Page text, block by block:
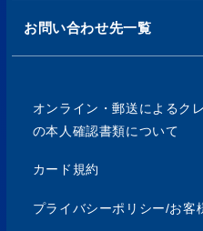
お問い合わせ先一覧
オンライン・郵送によるク
の本人確認書類について
カード規約
プライバシーポリシー/お客